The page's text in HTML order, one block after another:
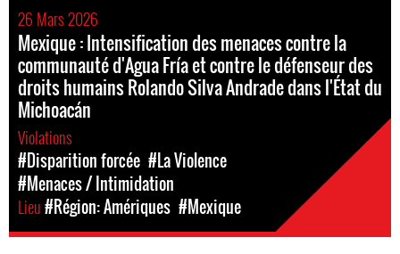
26 Mars 2026
Mexique : Intensification des menaces contre la
communauté d'Agua Fría et contre le défenseur des
droits humains Rolando Silva Andrade dans l'État du
Michoacán
Violations
#Disparition forcée #La Violence
#Menaces / Intimidation
Lieu#Région: Amériques #Mexique